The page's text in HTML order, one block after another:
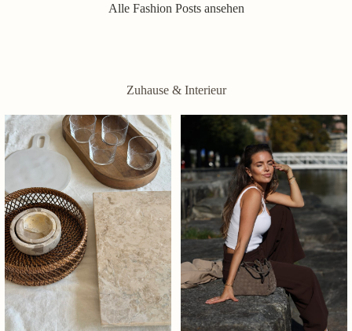
Alle Fashion Posts ansehen
Zuhause & Interieur